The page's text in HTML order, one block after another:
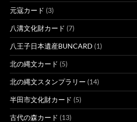
元寇カード (3)
八溝文化財カード (7)
八王子日本遺産BUNCARD (1)
北の縄文カード (5)
北の縄文スタンプラリー (14)
半田市文化財カード (5)
古代の森カード (13)